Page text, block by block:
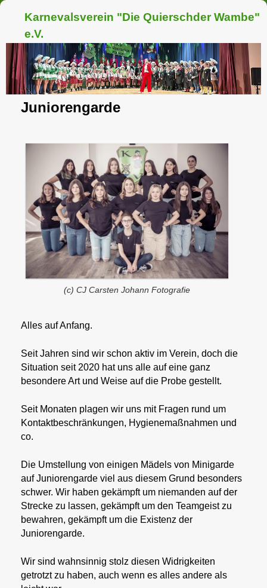
Karnevalsverein "Die Quierschder Wambe"
e.V.
Juniorengarde
(c) CJ Carsten Johann Fotografie
Alles auf Anfang.
Seit Jahren sind wir schon aktiv im Verein, doch die
Situation seit 2020 hat uns alle auf eine ganz
besondere Art und Weise auf die Probe gestellt.
Seit Monaten plagen wir uns mit Fragen rund um
Kontaktbeschränkungen, Hygienemaßnahmen und
co.
Die Umstellung von einigen Mädels von Minigarde
auf Juniorengarde viel aus diesem Grund besonders
schwer. Wir haben gekämpft um niemanden auf der
Strecke zu lassen, gekämpft um den Teamgeist zu
bewahren, gekämpft um die Existenz der
Juniorengarde.
Wir sind wahnsinnig stolz diesen Widrigkeiten
getrotzt zu haben, auch wenn es alles andere als